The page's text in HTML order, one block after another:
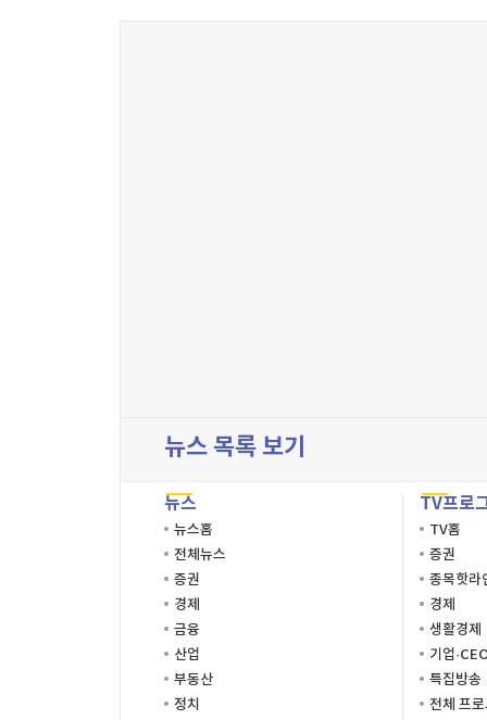
뉴스 목록 보기
뉴스
뉴스홈
전체뉴스
증권
경제
금융
산업
부동산
정치
TV프로
TV홈
증권
종목핫라
경제
생활경제
기업
특집방송
전체 프